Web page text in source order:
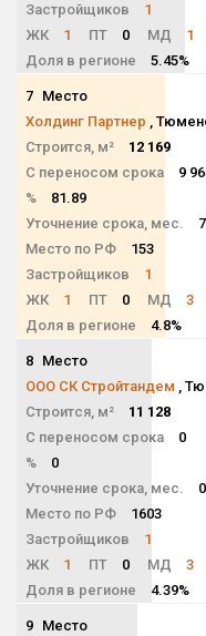
Застройщиков
1
ЖК
1 ПТ 0 МД 1
Доля в регионе
5.45%
7 Место
Холдинг Партнер ,
Строится, м²
12 169
С переносом срока
9
%
81.89
Уточнение срока, мес.
Место по РФ
153
Застройщиков
1
ЖК
1 ПТ 0 МД 3
Доля в регионе
4.8%
8 Место
ООО СК Стройтандем ,
Строится, м²
11 128
С переносом срока
0
%
0
Уточнение срока, мес.
0
Место по РФ
1603
Застройщиков
1
ЖК
1 ПТ 0 МД 3
Доля в регионе
4.39%
9 Место